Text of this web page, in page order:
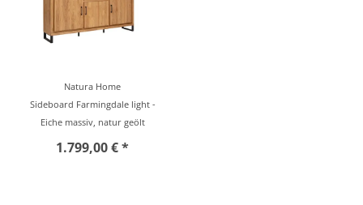
Natura Home
Sideboard Farmingdale light -
Eiche massiv, natur geölt
1.799,00 € *